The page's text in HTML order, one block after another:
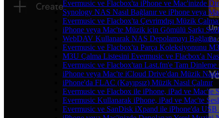
Evermusic ve Flacbox'ta iPhone ve Mac'inizde
Synology NAS Nasıl Bağlanır ve iPhone veya
Evermusic ve Flacbox'ta Çevrimdışı Müzik
iPhone veya Mac'te Müzik için Gömülü Şarkı
WebDAV Kullanarak NAS Depolamayı
Evermusic ve Flacbox'ta Parça Koleksiyonunu
M3U Çalma Listesini Evermusic ve Flacbox'a
Evermusic ve Flacbox'tan Last.fm'e Tam Dinleme
iPhone veya Mac'te iCloud Drive'dan Müzik
iPhone'da FLAC (Kayıpsız) Müzik Nasıl Çalınır
Evermusic ve Flacbox ile iPhone, iPad ve Mac'te
Evermusic Kullanarak iPhone, iPad ve Mac'te
Evermusic ve SanDisk iXpand ile iPhone'da USB